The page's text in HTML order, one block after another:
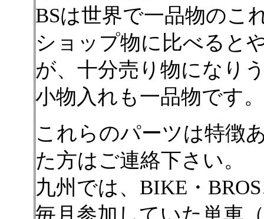
BSは世界で一品物のこ
ショップ物に比べると
が、十分売り物になり
小物入れも一品物です。
これらのパーツは特徴
た方はご連絡下さい。
九州では、BIKE・
毎月参加していた単車